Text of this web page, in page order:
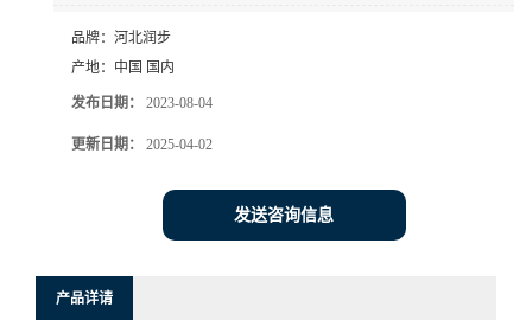
品牌： 河北润步
产地： 中国 国内
发布日期： 2023-08-04
更新日期： 2025-04-02
发送咨询信息
产品详请